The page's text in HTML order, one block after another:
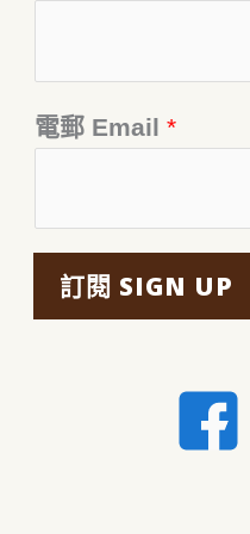
電郵 Email *
訂閱 SIGN UP